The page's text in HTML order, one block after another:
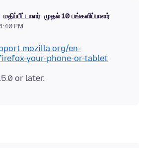
மதிப்பீட்டாளர் முதல் 10 பங்களிப்பாளர்
PM
en-
your-phone-or-tablet